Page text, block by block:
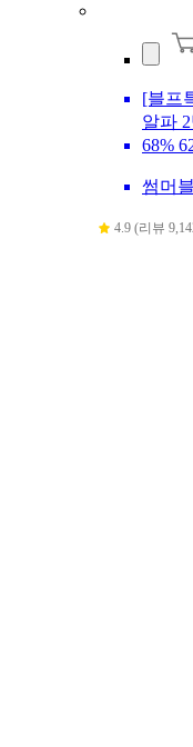
[블프
알파
68%
썸머
4.9 (리뷰